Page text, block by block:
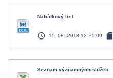
Nabídkový list
access_time 15. 08. 2018 12:25:09 sd_card
Seznam významných služeb